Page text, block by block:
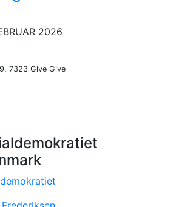
2026
7323 Give Give